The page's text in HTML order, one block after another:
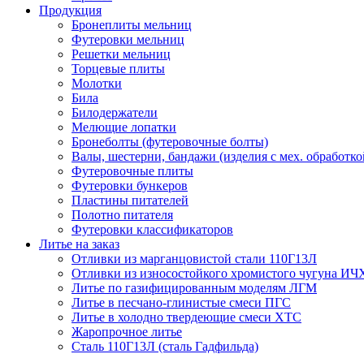
Продукция
Бронеплиты мельниц
Футеровки мельниц
Решетки мельниц
Торцевые плиты
Молотки
Била
Билодержатели
Мелющие лопатки
Бронеболты (футеровочные болты)
Валы, шестерни, бандажи (изделия с мех.
Футеровочные плиты
Футеровки бункеров
Пластины питателей
Полотно питателя
Футеровки классификаторов
Литье на заказ
Отливки из марганцовистой стали 110Г13Л
Отливки из износостойкого хромистого чугуна
Литье по газифицированным моделям ЛГМ
Литье в песчано-глинистые смеси ПГС
Литье в холодно твердеющие смеси ХТС
Жаропрочное литье
Сталь 110Г13Л (сталь Гадфильда)